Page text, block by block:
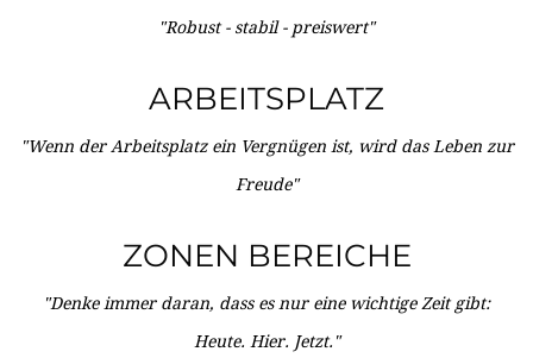
"Robust - stabil - preiswert"
ARBEITSPLATZ
"Wenn der Arbeitsplatz ein Vergnügen ist, wird das Leben zur
Freude"
ZONEN BEREICHE
"Denke immer daran, dass es nur eine wichtige Zeit gibt:
Heute. Hier. Jetzt."